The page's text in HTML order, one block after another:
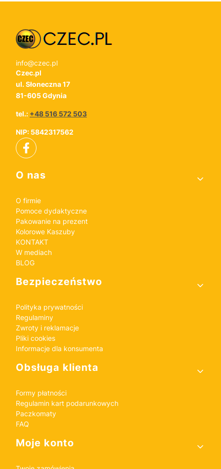
info@czec.pl
Czec.pl
ul. Słoneczna 17
81-605 Gdynia
tel.: +48 516 572 503
NIP: 5842317562
Linki w stopce
O nas
O firmie
Pomoce dydaktyczne
Pakowanie na prezent
Kolorowe Kaszuby
KONTAKT
W mediach
BLOG
Bezpieczeństwo
Polityka prywatności
Regulaminy
Zwroty i reklamacje
Pliki cookies
Informacje dla konsumenta
Obsługa klienta
Formy płatności
Regulamin kart podarunkowych
Paczkomaty
FAQ
Moje konto